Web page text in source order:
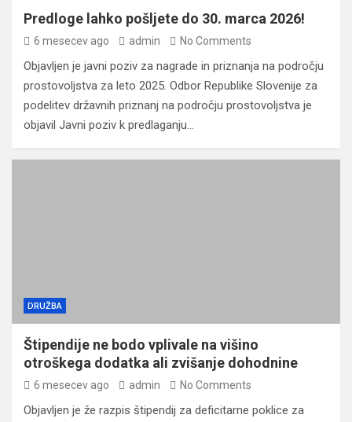
Predloge lahko pošljete do 30. marca 2026!
6 mesecev ago admin No Comments
Objavljen je javni poziv za nagrade in priznanja na področju
prostovoljstva za leto 2025. Odbor Republike Slovenije za
podelitev državnih priznanj na področju prostovoljstva je
objavil Javni poziv k predlaganju…
DRUŽBA
Štipendije ne bodo vplivale na višino
otroškega dodatka ali zvišanje dohodnine
6 mesecev ago admin No Comments
Objavljen je že razpis štipendij za deficitarne poklice za